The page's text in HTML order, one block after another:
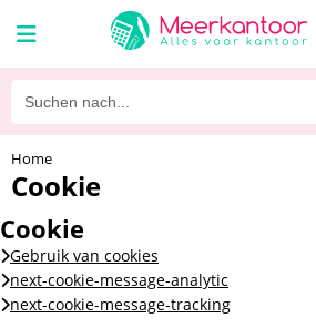
Home
Cookie
Cookie
Gebruik van cookies
next-cookie-message-analytic
next-cookie-message-tracking